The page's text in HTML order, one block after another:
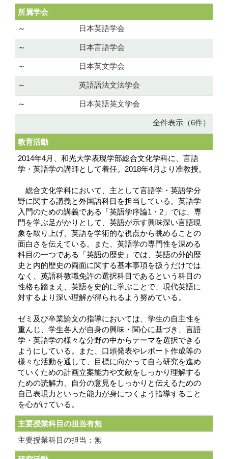
所属学会
～
日本英語学会
～ 日本言語学会
～ 日本英文学会
～ 英語語法文法学会
～ 日本英語英文学会
全件表示（6件）
教育活動
2014年4月、和光大学表現学部総合文化学科に、言語
学・英語学の講師として着任。2018年4月より准教授。
総合文化学科において、主として言語学・英語学分
野に関する講義と外国語科目を担当している。英語学
入門のための講義である「英語学序論1・2」では、専
門を学ぶ足がかりとして、英語が示す興味深い言語現
象を取り上げ、英語を学術的な視点から眺めることの
面白さを伝えている。また、英語学の専門性を深める
科目の一つである「英語の歴史」では、英語の外的歴
史と内的歴史の両面に関する基本事項を扱うだけでは
なく、英語科教職免許の選択科目であるという科目の
性格も踏まえ、英語を史的に学ぶことで、現代英語に
対するより深い理解が得られるよう努めている。
ゼミ及び卒業論文の指導においては、学生の自主性を
重んじ、学生各人が自身の興味・関心に基づき、言語
学・英語学の様々な分野の中からテーマを選択できる
ようにしている。また、口頭発表やレポート作成等の
様々な活動を通して、目標に向かって自ら研究を進め
ていくための計画立案能力や文献をしっかり理解する
ための読解力、自分の意見をしっかりと伝えるための
自己表現力といった能力が身につくよう指導すること
を心がけている。
主要授業科目の担当有無
主要授業科目の担当：無